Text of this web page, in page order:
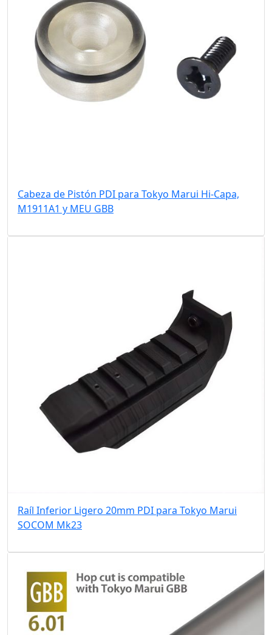
Cabeza de Pistón PDI para Tokyo Marui Hi-Capa,
M1911A1 y MEU GBB
Raíl Inferior Ligero 20mm PDI para Tokyo Marui
SOCOM Mk23